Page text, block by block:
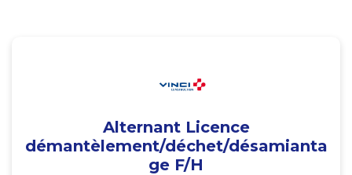
Alternant Licence
démantèlement/déchet/désamianta
ge F/H